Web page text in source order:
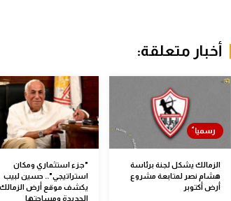
أخبار متعلقة:
الزمالك يشكل لجنة برئاسة
هشام نصر لمتابعة مشروع
أرض أكتوبر
"جزء استثماري ومكان
استراتيجي".. حسين لبيب
يكشف موقع أرض الزمالك
الجديدة ومساحتها